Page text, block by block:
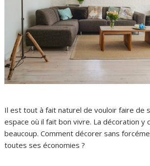
Il est tout à fait naturel de vouloir faire de
espace où il fait bon vivre. La décoration y
beaucoup. Comment décorer sans
toutes ses économies ?